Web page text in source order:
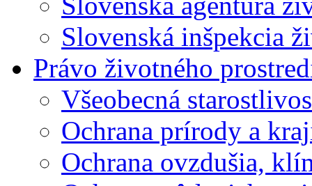
Slovenská inšpekcia
Právo životného
Všeobecná
Ochrana prírody a
Ochrana ovzdušia,